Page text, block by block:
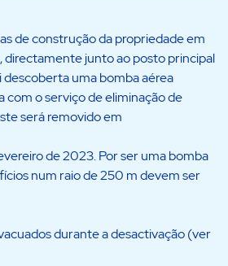
de construção da propriedade em
directamente junto ao posto principal
descoberta uma bomba aérea
com o serviço de eliminação de
será removido em
de 2023. Por ser uma bomba
num raio de 250 m devem ser
durante a desactivação (ver